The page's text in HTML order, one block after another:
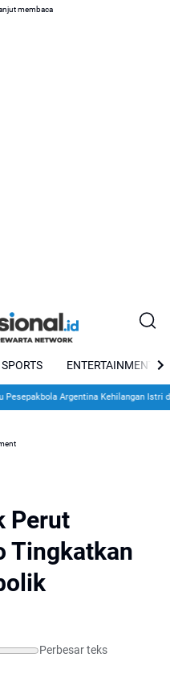
membaca
SPORTS ENTERTAINMENT
Argentina Kehilangan Istri dan
Perut
Tingkatkan
Perbesar teks